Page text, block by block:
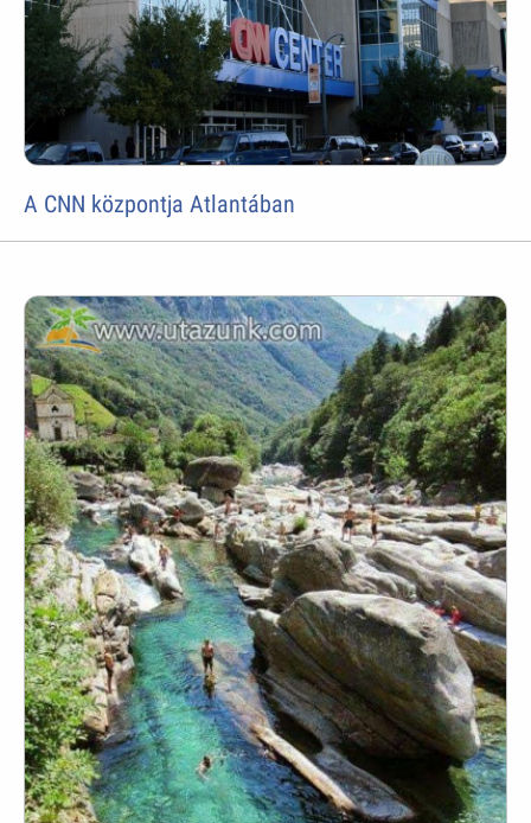
A CNN központja Atlantában